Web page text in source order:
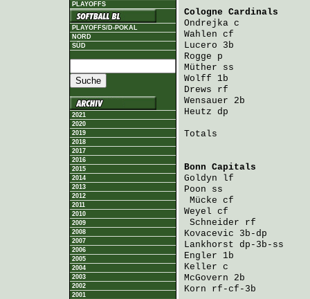
PLAYOFFS
PLAYOFFS/D-POKAL
NORD
SÜD
2021
2020
2019
2018
2017
2016
2015
2014
2013
2012
2011
2010
2009
2008
2007
2006
2005
2004
2003
2002
2001
Cologne Cardinals
Ondrejka c
Wahlen cf
Lucero 3b
Rogge p
Müther ss
Wolff 1b
Drews rf                1
Wensauer 2b
Heutz dp
Totals
Bonn Capitals
Goldyn lf               2
Poon ss
Mücke cf               0
Weyel cf                2
Schneider rf
Kovacevic 3b-dp
Lankhorst dp-3b-ss
Engler 1b
Keller c
McGovern 2b
Korn rf-cf-3b